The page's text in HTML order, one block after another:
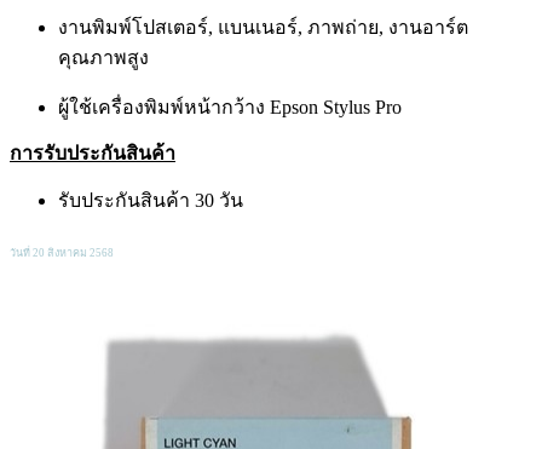
งานพิมพ์โปสเตอร์, แบนเนอร์, ภาพถ่าย, งานอาร์ต
คุณภาพสูง
ผู้ใช้เครื่องพิมพ์หน้ากว้าง Epson Stylus Pro
การรับประกันสินค้า
รับประกันสินค้า 30 วัน
วันที่ 20 สิงหาคม 2568